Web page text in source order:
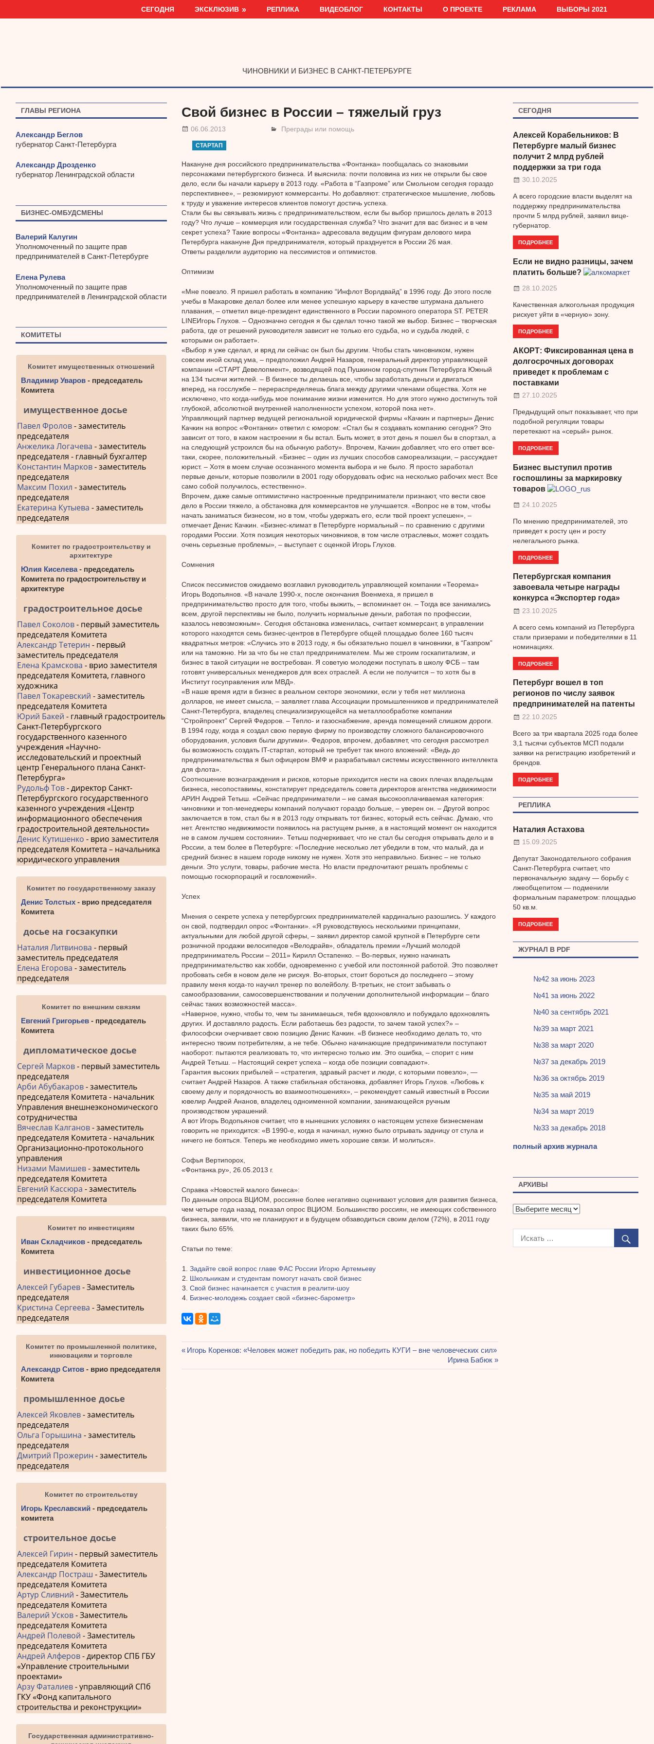
СЕГОДНЯ ЭКСКЛЮЗИВ РЕПЛИКА ВИДЕОБЛОГ КОНТАКТЫ О ПРОЕКТЕ РЕКЛАМА ВЫБОРЫ 2021
ЧИНОВНИКИ И БИЗНЕС В САНКТ-ПЕТЕРБУРГЕ
Свой бизнес в России – тяжелый груз
06.06.2013 Преграды или помощь
СТАРТАП
Накануне дня российского предпринимательства «Фонтанка» пообщалась со знаковыми
персонажами петербургского бизнеса. И выяснила: почти половина из них не открыли бы свое
дело, если бы начали карьеру в 2013 году. «Работа в “Газпроме” или Смольном сегодня гораздо
перспективнее», – резюмируют коммерсанты. Но добавляют: стратегическое мышление, любовь
к труду и уважение интересов клиентов помогут достичь успеха.
Стали бы вы связывать жизнь с предпринимательством, если бы выбор пришлось делать в 2013
году? Что лучше – коммерция или государственная служба? Что значит для вас бизнес и в чем
секрет успеха? Такие вопросы «Фонтанка» адресовала ведущим фигурам делового мира
Петербурга накануне Дня предпринимателя, который празднуется в России 26 мая.
Ответы разделили аудиторию на пессимистов и оптимистов.
Оптимизм
«Мне повезло. Я пришел работать в компанию “Инфлот Ворлдвайд” в 1996 году. До этого после
учебы в Макаровке делал более или менее успешную карьеру в качестве штурмана дальнего
плавания, – отметил вице-президент единственного в России паромного оператора ST. PETER
LINEИгорь Глухов. – Однозначно сегодня я бы сделал точно такой же выбор. Бизнес – творческая
работа, где от решений руководителя зависит не только его судьба, но и судьба людей, с
которыми он работает».
«Выбор я уже сделал, и вряд ли сейчас он был бы другим. Чтобы стать чиновником, нужен
совсем иной склад ума, – предположил Андрей Назаров, генеральный директор управляющей
компании «СТАРТ Девелопмент», возводящей под Пушкином город-спутник Петербурга Южный
на 134 тысячи жителей. – В бизнесе ты делаешь все, чтобы заработать деньги и двигаться
вперед, на госслужбе – перераспределяешь блага между другими членами общества. Хотя не
исключено, что когда-нибудь мое понимание жизни изменится. Но для этого нужно достигнуть той
глубокой, абсолютной внутренней наполненности успехом, которой пока нет».
Управляющий партнер ведущей региональной юридической фирмы «Качкин и партнеры» Денис
Качкин на вопрос «Фонтанки» ответил с юмором: «Стал бы я создавать компанию сегодня? Это
зависит от того, в каком настроении я бы встал. Быть может, в этот день я пошел бы в спортзал, а
на следующий устроился бы на обычную работу». Впрочем, Качкин добавляет, что его ответ все-
таки, скорее, положительный. «Бизнес – один из лучших способов самореализации, – рассуждает
юрист. – Хотя в моем случае осознанного момента выбора и не было. Я просто заработал
первые деньги, которые позволили в 2001 году оборудовать офис на несколько рабочих мест. Все
само собой получилось, естественно».
Впрочем, даже самые оптимистично настроенные предприниматели признают, что вести свое
дело в России тяжело, а обстановка для коммерсантов не улучшается. «Вопрос не в том, чтобы
начать заниматься бизнесом, но в том, чтобы удержать его, если твой проект успешен», –
отмечает Денис Качкин. «Бизнес-климат в Петербурге нормальный – по сравнению с другими
городами России. Хотя позиция некоторых чиновников, в том числе отраслевых, может создать
очень серьезные проблемы», – выступает с оценкой Игорь Глухов.
Сомнения
Список пессимистов ожидаемо возглавил руководитель управляющей компании «Теорема»
Игорь Водопьянов. «В начале 1990-х, после окончания Военмеха, я пришел в
предпринимательство просто для того, чтобы выжить, – вспоминает он. – Тогда все занимались
всем, другой перспективы не было, получить нормальные деньги, работая по профессии,
казалось невозможным». Сегодня обстановка изменилась, считает коммерсант, в управлении
которого находятся семь бизнес-центров в Петербурге общей площадью более 160 тысяч
квадратных метров: «Случись это в 2013 году, я бы обязательно пошел в чиновники, в “Газпром”
или на таможню. Ни за что бы не стал предпринимателем. Мы же строим госкапитализм, и
бизнес в такой ситуации не востребован. Я советую молодежи поступать в школу ФСБ – там
готовят универсальных менеджеров для всех отраслей. А если не получится – то хотя бы в
Институт госуправления или МВД».
«В наше время идти в бизнес в реальном секторе экономики, если у тебя нет миллиона
долларов, не имеет смысла, – заявляет глава Ассоциации промышленников и предпринимателей
Санкт-Петербурга, владелец специализирующейся на металлообработке компании
“Стройпроект” Сергей Федоров. – Тепло- и газоснабжение, аренда помещений слишком дороги.
В 1994 году, когда я создал свою первую фирму по производству сложного балансировочного
оборудования, условия были другими». Федоров, впрочем, добавляет, что сегодня рассмотрел
бы возможность создать IT-стартап, который не требует так много вложений: «Ведь до
предпринимательства я был офицером ВМФ и разрабатывал системы искусственного интеллекта
для флота».
Соотношение вознаграждения и рисков, которые приходится нести на своих плечах владельцам
бизнеса, несопоставимы, констатирует председатель совета директоров агентства недвижимости
АРИН Андрей Тетыш. «Сейчас предприниматели – не самая высокооплачиваемая категория:
чиновники и топ-менеджеры компаний получают гораздо больше, – уверен он. – Другой вопрос
заключается в том, стал бы я в 2013 году открывать тот бизнес, который есть сейчас. Думаю, что
нет. Агентство недвижимости появилось на растущем рынке, а в настоящий момент он находится
не в самом лучшем состоянии». Тетыш подчеркивает, что не стал бы сегодня открывать дело и в
России, а тем более в Петербурге: «Последние несколько лет убедили в том, что малый, да и
средний бизнес в нашем городе никому не нужен. Хотя это неправильно. Бизнес – не только
деньги. Это услуги, товары, рабочие места. Но власти предпочитают решать проблемы с
помощью госкорпораций и госвложений».
Успех
Мнения о секрете успеха у петербургских предпринимателей кардинально разошлись. У каждого
он свой, подтвердил опрос «Фонтанки». «Я руководствуюсь несколькими принципами,
актуальными для любой другой сферы, – заявил директор самой крупной в Петербурге сети
розничной продажи велосипедов «Велодрайв», обладатель премии «Лучший молодой
предприниматель России – 2011» Кирилл Остапенко. – Во-первых, нужно начинать
предпринимательство как хобби, одновременно с учебой или постоянной работой. Это позволяет
пробовать себя в новом деле не рискуя. Во-вторых, стоит бороться до последнего – этому
правилу меня когда-то научил тренер по волейболу. В-третьих, не стоит забывать о
самообразовании, самосовершенствовании и получении дополнительной информации – благо
сейчас таких возможностей масса».
«Наверное, нужно, чтобы то, чем ты занимаешься, тебя вдохновляло и побуждало вдохновлять
других. И доставляло радость. Если работаешь без радости, то зачем такой успех?» –
философски очерчивает свою позицию Денис Качкин. «В бизнесе необходимо делать то, что
интересно твоим потребителям, а не тебе. Обычно начинающие предприниматели поступают
наоборот: пытаются реализовать то, что интересно только им. Это ошибка, – спорит с ним
Андрей Тетыш. – Настоящий секрет успеха – когда обе позиции совпадают».
Гарантия высоких прибылей – «стратегия, здравый расчет и люди, с которыми повезло», —
считает Андрей Назаров. А также стабильная обстановка, добавляет Игорь Глухов. «Любовь к
своему делу и порядочность во взаимоотношениях», – рекомендует самый известный в России
ювелир Андрей Ананов, владелец одноименной компании, занимающейся ручным
производством украшений.
А вот Игорь Водопьянов считает, что в нынешних условиях о настоящем успехе бизнесменам
говорить не приходится: «В 1990-е, когда я начинал, нужно было отрывать задницу от стула и
ничего не бояться. Теперь же необходимо иметь хорошие связи. И молиться».
Софья Вертипорох,
«Фонтанка.ру», 26.05.2013 г.
Справка «Новостей малого бинеса»:
По данным опроса ВЦИОМ, россияне более негативно оценивают условия для развития бизнеса,
чем четыре года назад, показал опрос ВЦИОМ. Большинство россиян, не имеющих собственного
бизнеса, заявили, что не планируют и в будущем обзаводиться своим делом (72%), в 2011 году
таких было 65%.
Статьи по теме:
Задайте свой вопрос главе ФАС России Игорю Артемьеву
Школьникам и студентам помогут начать свой бизнес
Свой бизнес начинается с участия в реалити-шоу
Бизнес-молодежь создает свой «бизнес-барометр»
Предыдущая
Игорь Коренков: «Человек может победить рак, но победить КУГИ – вне человеческих сил»
Следующая
запись:
Ирина Бабюк
ГЛАВЫ РЕГИОНА
Александр Беглов
губернатор Санкт-Петербурга
Александр Дрозденко
губернатор Ленинградской области
БИЗНЕС-ОМБУДСМЕНЫ
Валерий Калугин
Уполномоченный по защите прав
предпринимателей в Санкт-Петербурге
Елена Рулева
Уполномоченный по защите прав
предпринимателей в Ленинградской области
КОМИТЕТЫ
Комитет имущественных отношений
Владимир Уваров - председатель
Комитета
имущественное досье
Павел Фролов- заместитель
председателя
Анжелика Логачева - заместитель
председателя - главный бухгалтер
Константин Марков- заместитель
председателя
Максим Похил - заместитель
председателя
Екатерина Кутыева - заместитель
председателя
Комитет по градостроительству и
архитектуре
Юлия Киселева- председатель
Комитета по градостроительству и
архитектуре
градостроительное досье
Павел Соколов- первый заместитель
председателя Комитета
Александр Тетерин - первый
заместитель председателя
Елена Крамскова - врио заместителя
председателя Комитета, главного
художника
Павел Токаревский - заместитель
председателя Комитета
Юрий Бакей - главный градостроитель
Санкт-Петербургского
государственного казенного
учреждения «Научно-
исследовательский и проектный
центр Генерального плана Санкт-
Петербурга»
Рудольф Тов- директор Санкт-
Петербургского государственного
казенного учреждения «Центр
информационного обеспечения
градостроительной деятельности»
Денис Кутишенко - врио заместителя
председателя Комитета – начальника
юридического управления
Комитет по государственному заказу
Денис Толстых - врио председателя
Комитета
досье на госзакупки
Наталия Литвинова - первый
заместитель председателя
Елена Егорова - заместитель
председателя
Комитет по внешним связям
Евгений Григорьев - председатель
Комитета
дипломатическое досье
Сергей Марков- первый заместитель
председателя
Арби Абубакаров- заместитель
председателя Комитета - начальник
Управления внешнеэкономического
сотрудничества
Вячеслав Калганов- заместитель
председателя Комитета - начальник
Организационно-протокольного
управления
Низами Мамишев- заместитель
председателя Комитета
Евгений Кассюра - заместитель
председателя Комитета
Комитет по инвестициям
Иван Складчиков - председатель
Комитета
инвестиционное досье
Алексей Губарев- Заместитель
председателя
Кристина Сергеева - Заместитель
председателя
Комитет по промышленной политике,
инновациям и торговле
Александр Ситов - врио председателя
Комитета
промышленное досье
Алексей Яковлев- заместитель
председателя
Ольга Горышина - заместитель
председателя
Дмитрий Прожерин - заместитель
председателя
Комитет по строительству
Игорь Креславский - председатель
комитета
строительное досье
Алексей Гирин - первый заместитель
председателя Комитета
Александр Постраш - Заместитель
председателя Комитета
Артур Сливний - Заместитель
председателя Комитета
Валерий Усков- Заместитель
председателя Комитета
Андрей Полевой - Заместитель
председателя Комитета
Андрей Алферов- директор СПБ ГБУ
«Управление строительными
проектами»
Арзу Фаталиев- управляющий СПб
ГКУ «Фонд капитального
строительства и реконструкции»
Государственная административно-
СЕГОДНЯ
Алексей Корабельников: В
Петербурге малый бизнес
получит 2 млрд рублей
поддержки за три года
30.10.2025
А всего городские власти выделят на
поддержку предпринимательства
прочти 5 млрд рублей, заявил вице-
губернатор.
ПОДРОБНЕЕ
Если не видно разницы, зачем
платить больше?
28.10.2025
Качественная алкогольная продукция
рискует уйти в «черную» зону.
ПОДРОБНЕЕ
АКОРТ: Фиксированная цена в
долгосрочных договорах
приведет к проблемам с
поставками
27.10.2025
Предыдущий опыт показывает, что при
подобной регуляции товары
перетекают на «серый» рынок.
ПОДРОБНЕЕ
Бизнес выступил против
госпошлины за маркировку
товаров
24.10.2025
По мнению предпринимателей, это
приведет к росту цен и росту
нелегального рынка.
ПОДРОБНЕЕ
Петербургская компания
завоевала четыре награды
конкурса «Экспортер года»
23.10.2025
А всего семь компаний из Петербурга
стали призерами и победителями в 11
номинациях.
ПОДРОБНЕЕ
Петербург вошел в топ
регионов по числу заявок
предпринимателей на патенты
22.10.2025
Всего за три квартала 2025 года более
3,1 тысячи субъектов МСП подали
заявки на регистрацию изобретений и
брендов.
ПОДРОБНЕЕ
РЕПЛИКА
Наталия Астахова
15.09.2025
Депутат Законодательного собрания
Санкт-Петербурга считает, что
первоначальную задачу — борьбу с
лжеобщепитом — подменили
формальным параметром: площадью
50 кв.м.
ПОДРОБНЕЕ
ЖУРНАЛ В PDF
№42 за июнь 2023
№41 за июнь 2022
№40 за сентябрь 2021
№39 за март 2021
№38 за март 2020
№37 за декабрь 2019
№36 за октябрь 2019
№35 за май 2019
№34 за март 2019
№33 за декабрь 2018
полный архив журнала
АРХИВЫ
А
х
в